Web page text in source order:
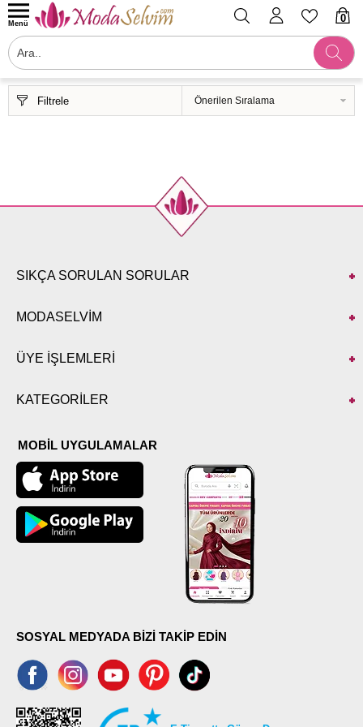
0
Menü
Filtrele
SIKÇA SORULAN SORULAR
MODASELVİM
ÜYE İŞLEMLERİ
KATEGORİLER
MOBİL UYGULAMALAR
SOSYAL MEDYADA BİZİ TAKİP EDİN